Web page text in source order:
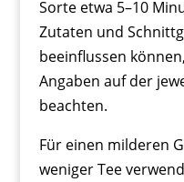
Sorte etwa 5–10
Zutaten und
beeinflussen
Angaben auf der
beachten.
Für einen milderen
weniger Tee